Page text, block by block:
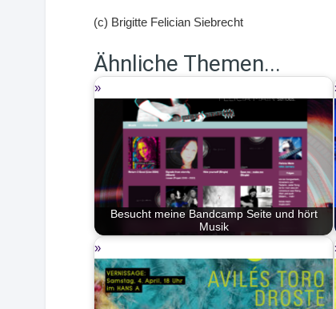
(c) Brigitte Felician Siebrecht
Ähnliche Themen...
Besucht meine Bandcamp Seite und hört
Musik